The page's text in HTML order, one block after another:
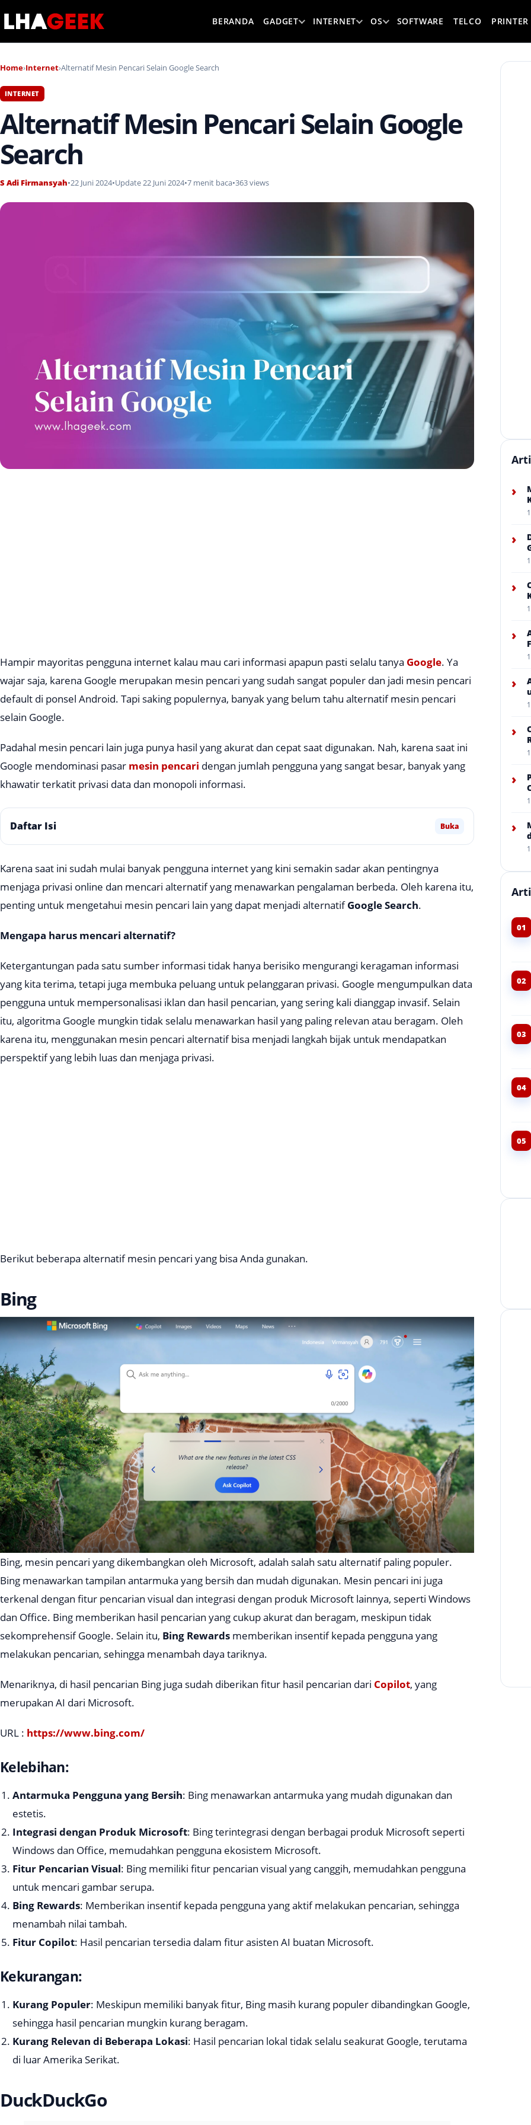
BERANDA GADGET INTERNET OS SOFTWARE TELCO PRINTER
Home›Internet›Alternatif Mesin Pencari Selain Google Search
INTERNET
Alternatif Mesin Pencari Selain Google
Search
S Adi Firmansyah•22 Juni 2024•Update 22 Juni 2024•7 menit baca•363 views
Hampir mayoritas pengguna internet kalau mau cari informasi apapun pasti selalu tanya Google. Ya
wajar saja, karena Google merupakan mesin pencari yang sudah sangat populer dan jadi mesin pencari
default di ponsel Android. Tapi saking populernya, banyak yang belum tahu alternatif mesin pencari
selain Google.
Padahal mesin pencari lain juga punya hasil yang akurat dan cepat saat digunakan. Nah, karena saat ini
Google mendominasi pasar mesin pencari dengan jumlah pengguna yang sangat besar, banyak yang
khawatir terkatit privasi data dan monopoli informasi.
Daftar Isi Buka
Karena saat ini sudah mulai banyak pengguna internet yang kini semakin sadar akan pentingnya
menjaga privasi online dan mencari alternatif yang menawarkan pengalaman berbeda. Oleh karena itu,
penting untuk mengetahui mesin pencari lain yang dapat menjadi alternatifGoogle Search.
Mengapa harus mencari alternatif?
Ketergantungan pada satu sumber informasi tidak hanya berisiko mengurangi keragaman informasi
yang kita terima, tetapi juga membuka peluang untuk pelanggaran privasi. Google mengumpulkan data
pengguna untuk mempersonalisasi iklan dan hasil pencarian, yang sering kali dianggap invasif. Selain
itu, algoritma Google mungkin tidak selalu menawarkan hasil yang paling relevan atau beragam. Oleh
karena itu, menggunakan mesin pencari alternatif bisa menjadi langkah bijak untuk mendapatkan
perspektif yang lebih luas dan menjaga privasi.
Berikut beberapa alternatif mesin pencari yang bisa Anda gunakan.
Bing
Bing, mesin pencari yang dikembangkan oleh Microsoft, adalah salah satu alternatif paling populer.
Bing menawarkan tampilan antarmuka yang bersih dan mudah digunakan. Mesin pencari ini juga
terkenal dengan fitur pencarian visual dan integrasi dengan produk Microsoft lainnya, seperti Windows
dan Office. Bing memberikan hasil pencarian yang cukup akurat dan beragam, meskipun tidak
sekomprehensif Google. Selain itu, Bing Rewards memberikan insentif kepada pengguna yang
melakukan pencarian, sehingga menambah daya tariknya.
Menariknya, di hasil pencarian Bing juga sudah diberikan fitur hasil pencarian dari Copilot, yang
merupakan AI dari Microsoft.
URL : https://www.bing.com/
Kelebihan:
Antarmuka Pengguna yang Bersih: Bing menawarkan antarmuka yang mudah digunakan dan
estetis.
Integrasi dengan Produk Microsoft: Bing terintegrasi dengan berbagai produk Microsoft seperti
Windows dan Office, memudahkan pengguna ekosistem Microsoft.
Fitur Pencarian Visual: Bing memiliki fitur pencarian visual yang canggih, memudahkan pengguna
untuk mencari gambar serupa.
Bing Rewards: Memberikan insentif kepada pengguna yang aktif melakukan pencarian, sehingga
menambah nilai tambah.
Fitur Copilot: Hasil pencarian tersedia dalam fitur asisten AI buatan Microsoft.
Kekurangan:
Kurang Populer: Meskipun memiliki banyak fitur, Bing masih kurang populer dibandingkan Google,
sehingga hasil pencarian mungkin kurang beragam.
Kurang Relevan di Beberapa Lokasi: Hasil pencarian lokal tidak selalu seakurat Google, terutama
di luar Amerika Serikat.
DuckDuckGo
›
›
›
›
›
›
›
›
01
02
03
04
05